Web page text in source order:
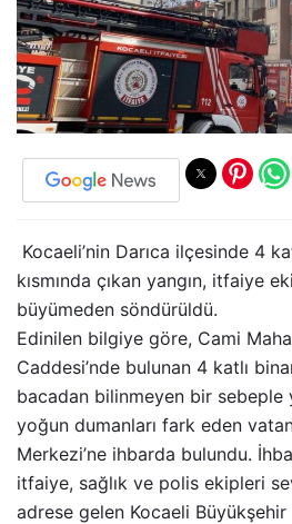
Kocaeli’nin Darıca ilçesinde 4
kısmında çıkan yangın, itfaiye
büyümeden söndürüldü.
Edinilen bilgiye göre, Cami
Caddesi’nde bulunan 4 katlı
bacadan bilinmeyen bir sebeple
yoğun dumanları fark eden
Merkezi’ne ihbarda bulundu.
itfaiye, sağlık ve polis ekipleri
adrese gelen Kocaeli